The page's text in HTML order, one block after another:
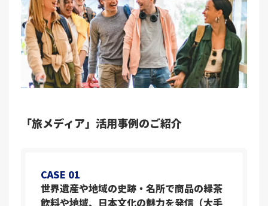
「旅メディア」活用事例のご紹介
CASE 01
世界遺産や地域の史跡・名所で商品の緑茶
飲料や地域、日本文化の魅力を発信（大手